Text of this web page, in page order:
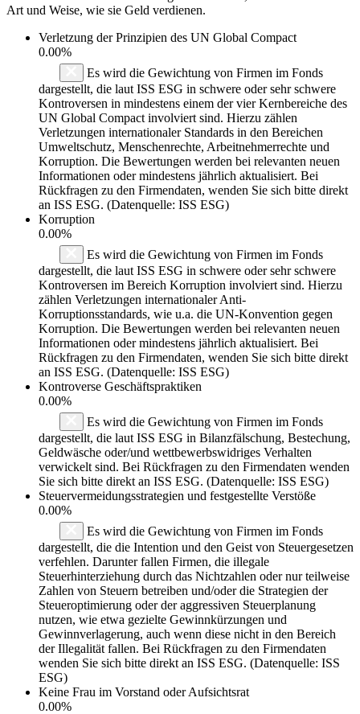
Art und Weise, wie sie Geld verdienen.
Verletzung der Prinzipien des UN Global Compact
0.00%
Es wird die Gewichtung von Firmen im Fonds
dargestellt, die laut ISS ESG in schwere oder sehr schwere
Kontroversen in mindestens einem der vier Kernbereiche des
UN Global Compact involviert sind. Hierzu zählen
Verletzungen internationaler Standards in den Bereichen
Umweltschutz, Menschenrechte, Arbeitnehmerrechte und
Korruption. Die Bewertungen werden bei relevanten neuen
Informationen oder mindestens jährlich aktualisiert. Bei
Rückfragen zu den Firmendaten, wenden Sie sich bitte direkt
an ISS ESG. (Datenquelle: ISS ESG)
Korruption
0.00%
Es wird die Gewichtung von Firmen im Fonds
dargestellt, die laut ISS ESG in schwere oder sehr schwere
Kontroversen im Bereich Korruption involviert sind. Hierzu
zählen Verletzungen internationaler Anti-
Korruptionsstandards, wie u.a. die UN-Konvention gegen
Korruption. Die Bewertungen werden bei relevanten neuen
Informationen oder mindestens jährlich aktualisiert. Bei
Rückfragen zu den Firmendaten, wenden Sie sich bitte direkt
an ISS ESG. (Datenquelle: ISS ESG)
Kontroverse Geschäftspraktiken
0.00%
Es wird die Gewichtung von Firmen im Fonds
dargestellt, die laut ISS ESG in Bilanzfälschung, Bestechung,
Geldwäsche oder/und wettbewerbswidriges Verhalten
verwickelt sind. Bei Rückfragen zu den Firmendaten wenden
Sie sich bitte direkt an ISS ESG. (Datenquelle: ISS ESG)
Steuervermeidungsstrategien und festgestellte Verstöße
0.00%
Es wird die Gewichtung von Firmen im Fonds
dargestellt, die die Intention und den Geist von Steuergesetzen
verfehlen. Darunter fallen Firmen, die illegale
Steuerhinterziehung durch das Nichtzahlen oder nur teilweise
Zahlen von Steuern betreiben und/oder die Strategien der
Steueroptimierung oder der aggressiven Steuerplanung
nutzen, wie etwa gezielte Gewinnkürzungen und
Gewinnverlagerung, auch wenn diese nicht in den Bereich
der Illegalität fallen. Bei Rückfragen zu den Firmendaten
wenden Sie sich bitte direkt an ISS ESG. (Datenquelle: ISS
ESG)
Keine Frau im Vorstand oder Aufsichtsrat
0.00%